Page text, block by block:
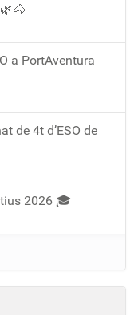
a PortAventura
de 4t d’ESO de
2026 🎓